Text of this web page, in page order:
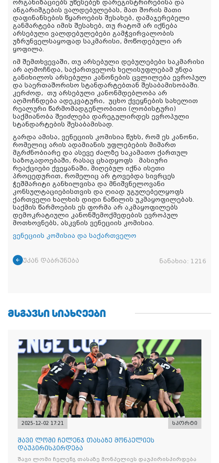
ორგანიზაციებს უწესებენ დარეგისტრირებისა და
ანგარიშგების ვალდებულებას, მათ შორის მათი
დაფინანსების წყაროების შესახებ, დამაჯერებელი
განმარტება იმის შესახებ, თუ რატომ არ იქნება
არსებული ვალდებულებები გამჭვირვალობის
უზრუნველსაყოფად საკმარისი, მოწოდებული არ
ყოფილა.
იმ შემთხვევაში, თუ არსებული დებულებები საკმარისი
არ აღმოჩნდა, საქართველოს ხელისუფლებამ უნდა
განიხილოს არსებული კანონების ცვლილება ევროპულ
და საერთაშორისო სტანდარტებთან შესაბამისობაში.
კერძოდ, თუ არსებული კანონმდებლობა არ
აღმოჩნდება ადეკვატური, უცხო ქვეყნების სახელით
რეალური წარმომადგენლობითი (ლობისტური)
საქმიანობა შეიძლება დარეგულირდეს ევროპული
სტანდარტების შესაბამისად.
გარდა ამისა, ვენეციის კომისია წუხს, რომ ეს კანონი,
რომელიც არის ადამიანის უფლებების მიმართ
მგრძნობიარე და ასევე ძალზე საკამათო ქართულ
საზოგადოებაში, რასაც ცხადყოფს მასიური
რეაქციები ქვეყანაში, მიღებულ იქნა ისეთი
პროცედურით, რომელიც არ ტოვებდა სივრცეს
ჭეშმარიტი განხილვისა და მნიშვნელოვანი
კონსულტაციებისთვის და ღიად უგულებელყოფს
ქართველი ხალხის დიდი ნაწილის უკმაყოფილებას.
საქმის წარმოების ეს ფორმა არ აკმაყოფილებს
დემოკრატიული კანონშემოქმედების ევროპულ
მოთხოვნებს, ასკვნის ვენეციის კომისია.
ვენეციის კომისია და საქართველო
უკან დაბრუნება ნანახია: 1216
ᲛᲡᲒᲐᲕᲡᲘ ᲡᲘᲐᲮᲚᲔᲔᲑᲘ
2025-12-02 17:21 სპორტი
შავი ლომი ჩელენჯ თასაზე მონპელიეს
დაუპირისპირდება
შავი ლომი ჩელენჯ თასაზე მონპელიეს დაუპირისპირდება